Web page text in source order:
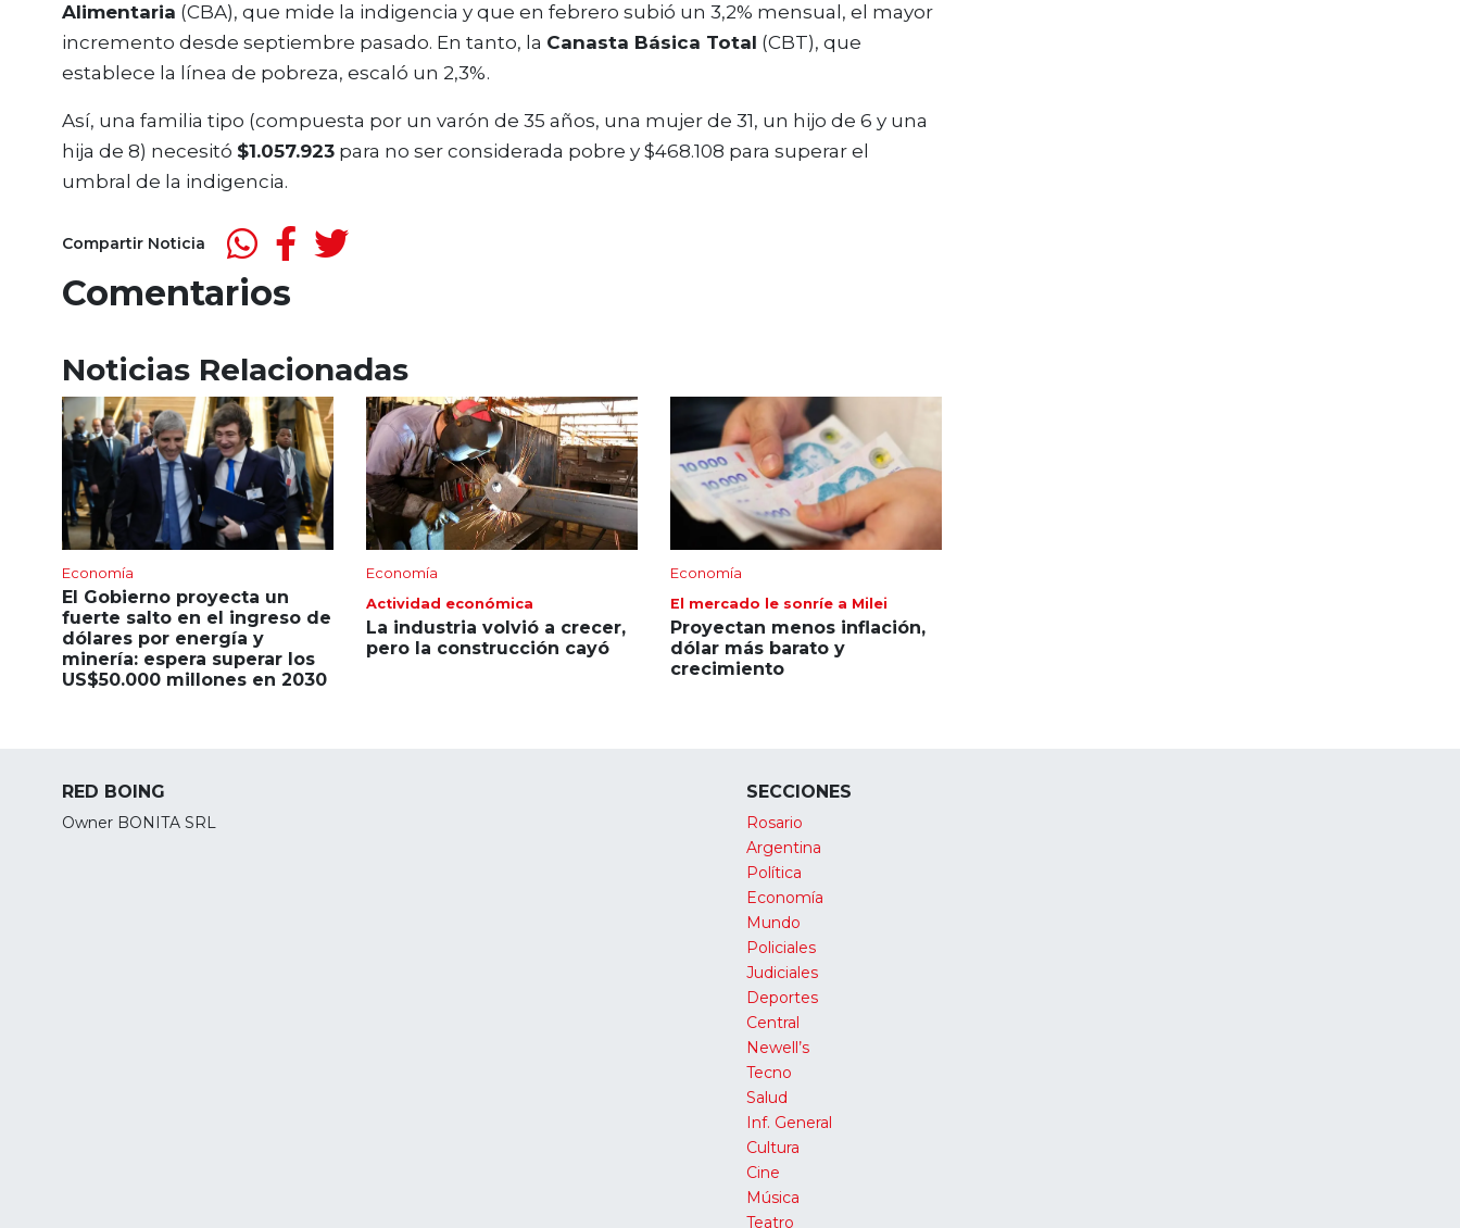
Alimentaria (CBA), que mide la indigencia y que en febrero subió un 3,2% mensual, el mayor
incremento desde septiembre pasado. En tanto, la Canasta Básica Total (CBT), que
establece la línea de pobreza, escaló un 2,3%.
Así, una familia tipo (compuesta por un varón de 35 años, una mujer de 31, un hijo de 6 y una
hija de 8) necesitó $1.057.923 para no ser considerada pobre y $468.108 para superar el
umbral de la indigencia.
Compartir Noticia
Comentarios
Noticias Relacionadas
Economía
El Gobierno proyecta un
fuerte salto en el ingreso de
dólares por energía y
minería: espera superar los
US$50.000 millones en 2030
Economía
Actividad económica
La industria volvió a crecer,
pero la construcción cayó
Economía
El mercado le sonríe a Milei
Proyectan menos inflación,
dólar más barato y
crecimiento
RED BOING
Owner BONITA SRL
SECCIONES
Rosario
Argentina
Política
Economía
Mundo
Policiales
Judiciales
Deportes
Central
Newell’s
Tecno
Salud
Inf. General
Cultura
Cine
Música
Teatro